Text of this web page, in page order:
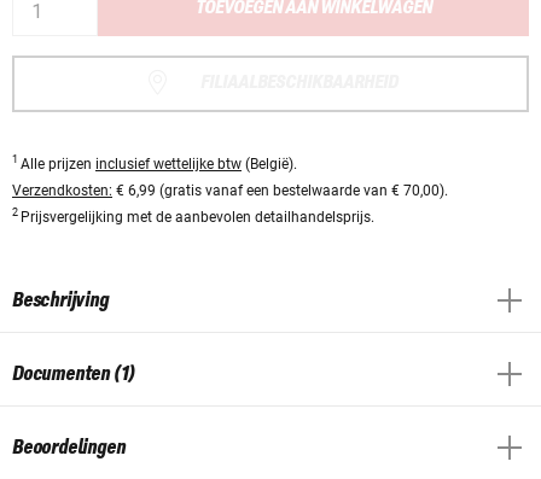
TOEVOEGEN AAN WINKELWAGEN
1 Alle prijzen inclusief wettelijke btw (België).
Verzendkosten: € 6,99 (gratis vanaf een bestelwaarde van € 70,00).
2 Prijsvergelijking met de aanbevolen detailhandelsprijs.
Beschrijving
Documenten (1)
Beoordelingen